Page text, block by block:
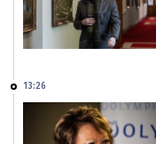
13:26